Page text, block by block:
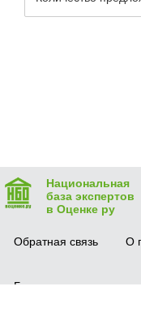
Национальная
база экспертов
в Оценке ру
Обратная связь О
Безопасная сделка